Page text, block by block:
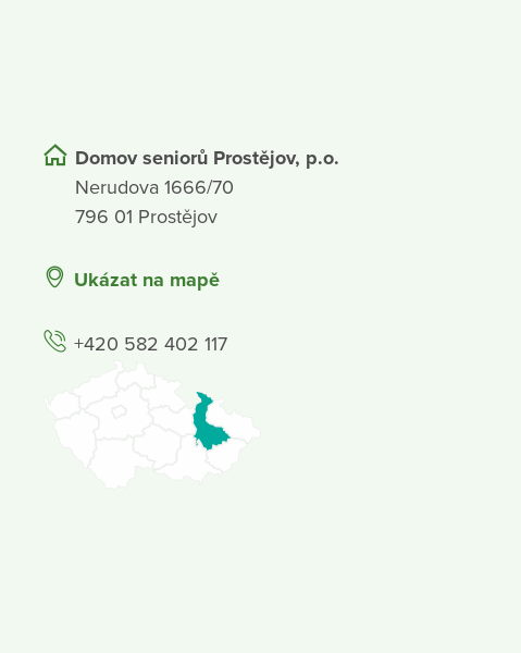
Domov seniorů Prostějov, p.o.
Nerudova 1666/70
796 01 Prostějov
Ukázat na mapě
+420 582 402 117